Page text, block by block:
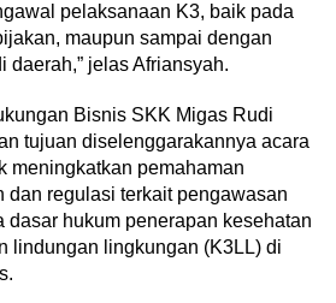
pelaksanaan K3, baik pada
maupun sampai dengan
daerah,” jelas Afriansyah.
Bisnis SKK Migas Rudi
tujuan diselenggarakannya acara
meningkatkan pemahaman
dan regulasi terkait pengawasan
dasar hukum penerapan kesehatan
lindungan lingkungan (K3LL) di